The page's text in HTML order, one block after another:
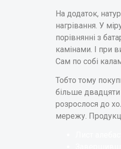
На додаток,
нагрівання. У
порівнянні з
камінами. І при
Сам по собі
Тобто тому
більше двадцяти
розрослося до
мережу.